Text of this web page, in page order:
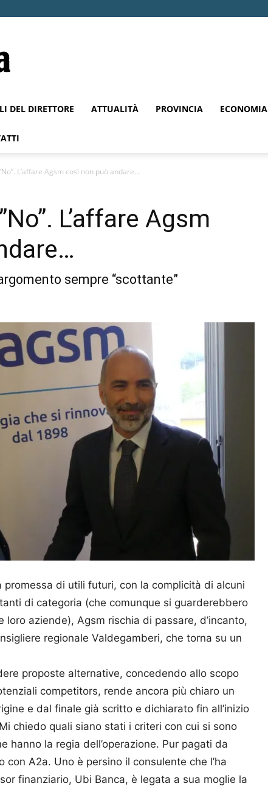
DEL DIRETTORE ATTUALITÀ PROVINCIA ECONOMIA
L’affare Agsm così non può andare…
L’affare Agsm
sempre “scottante”
promessa di utili futuri, con la complicità di alcuni
di categoria (che comunque si guarderebbero
aziende), Agsm rischia di passare, d’incanto,
regionale Valdegamberi, che torna su un
proposte alternative, concedendo allo scopo
competitors, rende ancora più chiaro un
e dal finale già scritto e dichiarato fin all’inizio
chiedo quali siano stati i criteri con cui si sono
hanno la regia dell’operazione. Pur pagati da
A2a. Uno è persino il consulente che l’ha
finanziario, Ubi Banca, è legata a sua moglie la